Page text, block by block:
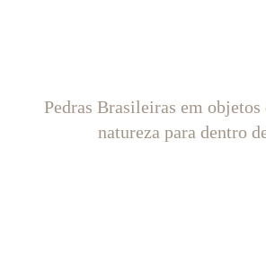
Pedras Brasileiras em objetos
natureza para dentro